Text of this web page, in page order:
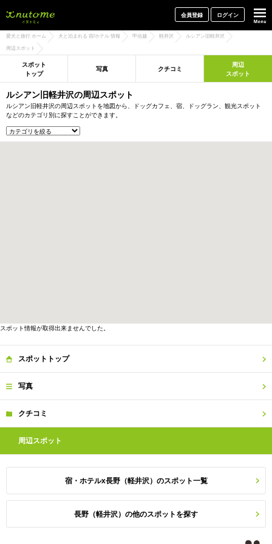
会員登録 ログイン
愛犬と旅行 ホーム 犬と泊まれる 宿/ホテル 情報 甲信越 軽井沢 ルシアン旧軽井沢
周辺スポット
スポット
トップ
写真 クチコミ
周辺
スポット
ルシアン旧軽井沢の周辺スポット
ルシアン旧軽井沢の周辺スポットを地図から、ドッグカフェ、宿、ドッグラン、観光スポット
などのカテゴリ別に探すことができます。
スポット情報が取得出来ませんでした。
スポット トップ
写真
クチコミ
周辺スポット
宿・ホテルx長野（軽井沢）のスポット一覧
長野（軽井沢）の他のスポットを探す